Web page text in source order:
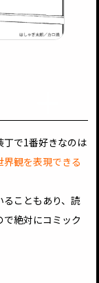
丁で1番好きなのは
観を表現できる
こともあり、読
絶対にコミック